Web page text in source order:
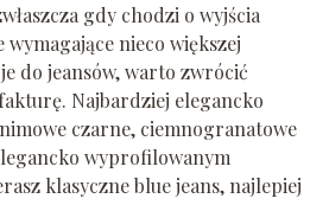
gdy chodzi o wyjścia
nieco większej
do jeansów, warto zwrócić
Najbardziej elegancko
czarne, ciemnogranatowe
wyprofilowanym
klasyczne blue jeans, najlepiej